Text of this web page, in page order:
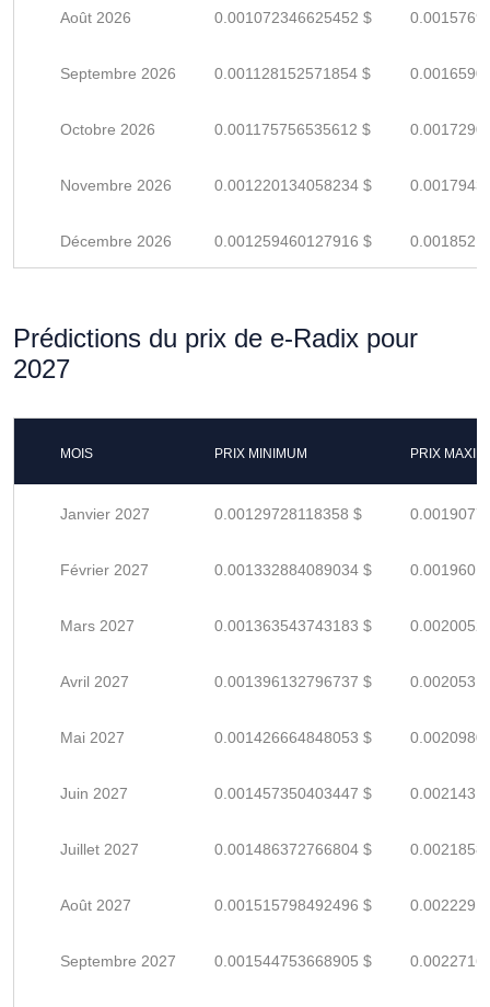
Août 2026 0.001072346625452 $
Septembre 2026 0.001128152571854 $
Octobre 2026 0.001175756535612 $
Novembre 2026 0.001220134058234 $
Décembre 2026 0.001259460127916 $
Prédictions du prix de e-Radix pour
2027
MOIS PRIX MINIMUM PRIX
Janvier 2027 0.00129728118358 $
Février 2027 0.001332884089034 $
Mars 2027 0.001363543743183 $
Avril 2027 0.001396132796737 $
Mai 2027 0.001426664848053 $
Juin 2027 0.001457350403447 $
Juillet 2027 0.001486372766804 $
Août 2027 0.001515798492496 $
Septembre 2027 0.001544753668905 $